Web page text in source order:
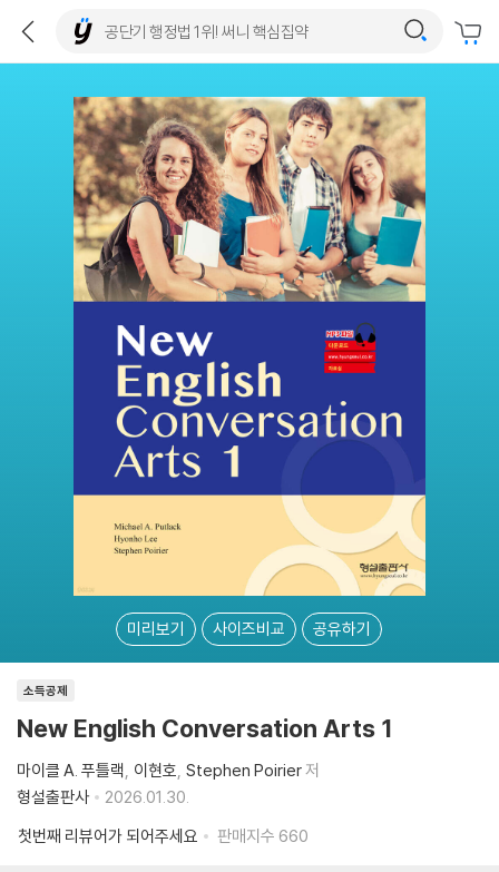
미리보기 사이즈비교 공유하기
소득공제
New English Conversation Arts 1
마이클 A. 푸틀랙 이현호 Stephen Poirier저
형설출판사
2026.01.30.
첫번째 리뷰어가 되어주세요
판매지수 660